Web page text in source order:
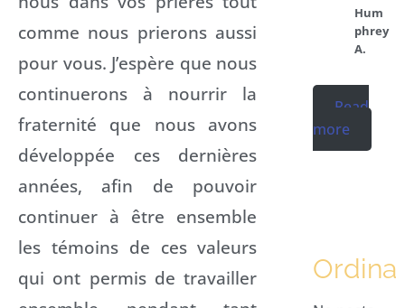
comme nous prierons aussi
pour vous. J’espère que nous
continuerons à nourrir la
fraternité que nous avons
développée ces dernières
années, afin de pouvoir
continuer à être ensemble
les témoins de ces valeurs
qui ont permis de travailler
Hum
phrey
A.
Read
more